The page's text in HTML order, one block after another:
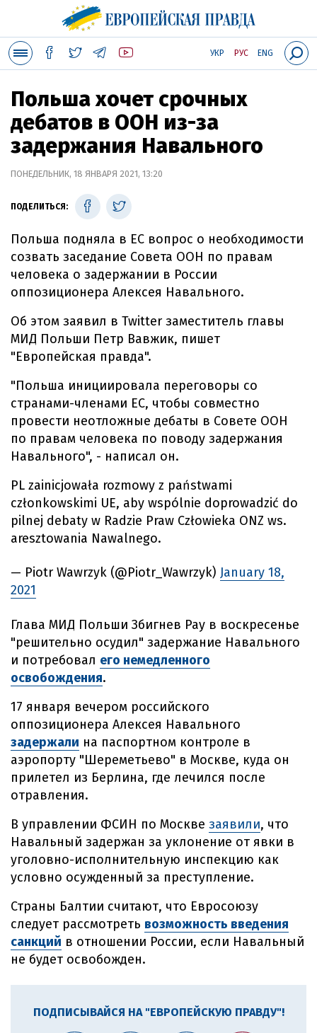
УКР РУС ENG
Польша хочет срочных
дебатов в ООН из-за
задержания Навального
ПОНЕДЕЛЬНИК, 18 ЯНВАРЯ 2021, 13:20
ПОДЕЛИТЬСЯ:
Польша подняла в ЕС вопрос о необходимости
созвать заседание Совета ООН по правам
человека о задержании в России
оппозиционера Алексея Навального.
Об этом заявил в Twitter заместитель главы
МИД Польши Петр Вавжик, пишет
"Европейская правда".
"Польша инициировала переговоры со
странами-членами ЕС, чтобы совместно
провести неотложные дебаты в Совете ООН
по правам человека по поводу задержания
Навального", - написал он.
PL zainicjowała rozmowy z państwami
członkowskimi UE, aby wspólnie doprowadzić do
pilnej debaty w Radzie Praw Człowieka ONZ ws.
aresztowania Nawalnego.
— Piotr Wawrzyk (@Piotr_Wawrzyk) January 18,
2021
Глава МИД Польши Збигнев Рау в воскресенье
"решительно осудил" задержание Навального
и потребовал его немедленного
освобождения.
17 января вечером российского
оппозиционера Алексея Навального
задержали на паспортном контроле в
аэропорту "Шереметьево" в Москве, куда он
прилетел из Берлина, где лечился после
отравления.
В управлении ФСИН по Москве заявили, что
Навальный задержан за уклонение от явки в
уголовно-исполнительную инспекцию как
условно осужденный за преступление.
Страны Балтии считают, что Евросоюзу
следует рассмотреть возможность введения
санкций в отношении России, если Навальный
не будет освобожден.
ПОДПИСЫВАЙСЯ НА "ЕВРОПЕЙСКУЮ ПРАВДУ"!